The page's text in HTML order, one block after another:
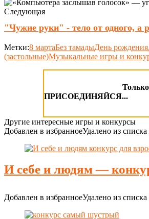
Следующая
"Чужие руки" - тело от одного, а
Метки:8 мартаБез тамадыДень рождения
(застольные)Музыкальные игры и
ПРИСОЕДИНЯЙСЯ...
Другие интересные игры и конкурсы
Добавлен в избранноеУдалено из
И себе и людям —
Добавлен в избранноеУдалено из